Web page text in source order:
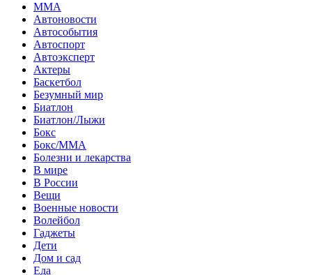
MMA
Автоновости
Автособытия
Автоспорт
Автоэксперт
Актеры
Баскетбол
Безумный мир
Биатлон
Биатлон/Лыжи
Бокс
Бокс/MMA
Болезни и лекарства
В мире
В России
Вещи
Военные новости
Волейбол
Гаджеты
Дети
Дом и сад
Еда